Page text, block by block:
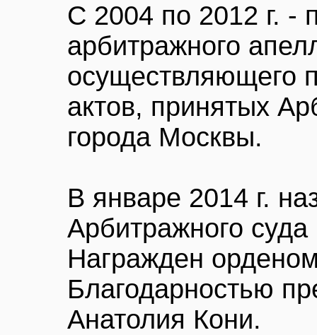
С 2004 по 2012 г. -
арбитражного
осуществляющего
актов, принятых
города Москвы.
В январе 2014 г.
Арбитражного
Награжден
Благодарностью
Анатолия Кони.